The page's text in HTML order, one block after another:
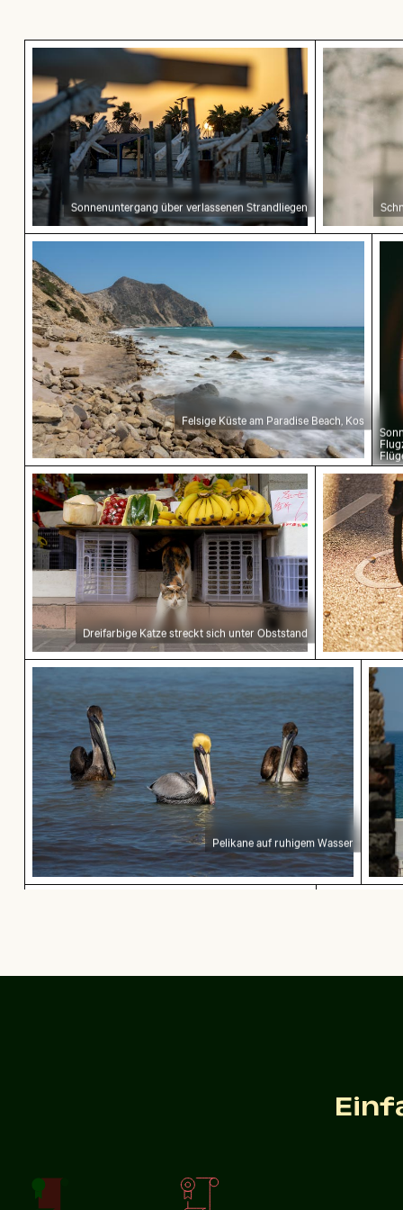
Sonnenuntergang über verlassenen
Sonnenuntergang über verlassenen Strandliegen
Schnee
Felsige Küste am Paradise Beach, Kos
Felsige Küste am Paradise Beach, Kos
Dreifarbige Katze streckt sich unter Obststand
Dreifarbige Katze streckt sich unter Obststand
Pelikane auf ruhigem Wasser
Pelikane auf ruhigem Wasser
Weiße Würfel auf Glastisch mit BecherEleganter